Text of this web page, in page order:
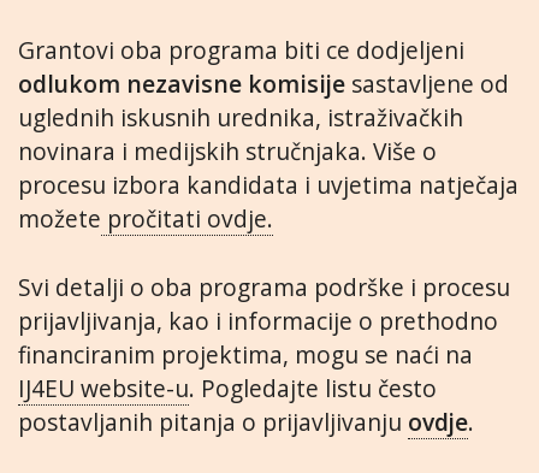
Grantovi oba programa biti ce dodjeljeni
odlukom nezavisne komisije sastavljene od
uglednih iskusnih urednika, istraživačkih
novinara i medijskih stručnjaka. Više o
procesu izbora kandidata i uvjetima natječaja
možete pročitati ovdje.
Svi detalji o oba programa podrške i procesu
prijavljivanja, kao i informacije o prethodno
financiranim projektima, mogu se naći na
IJ4EU website-u. Pogledajte listu često
postavljanih pitanja o prijavljivanju ovdje.